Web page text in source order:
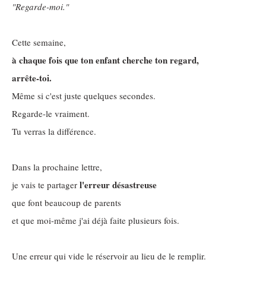
"Regarde-moi."
Cette semaine,
à chaque fois que ton enfant cherche ton regard,
arrête-toi.
Même si c'est juste quelques secondes.
Regarde-le vraiment.
Tu verras la différence.
Dans la prochaine lettre,
je vais te partager l'erreur désastreuse
que font beaucoup de parents
et que moi-même j'ai déjà faite plusieurs fois.
Une erreur qui vide le réservoir au lieu de le remplir.